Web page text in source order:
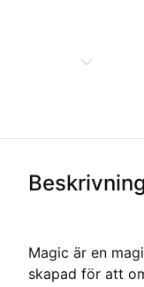
Magic är en
skapad för att